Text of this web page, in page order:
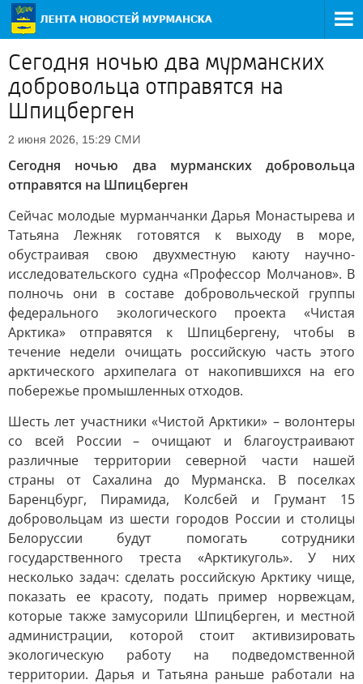
Сегодня ночью два мурманских
добровольца отправятся на
Шпицберген
2 июня 2026, 15:29 СМИ
Сегодня ночью два мурманских добровольца
отправятся на Шпицберген
Сейчас молодые мурманчанки Дарья Монастырева и
Татьяна Лежняк готовятся к выходу в море,
обустраивая свою двухместную каюту научно-
исследовательского судна «Профессор Молчанов». В
полночь они в составе добровольческой группы
федерального экологического проекта «Чистая
Арктика» отправятся к Шпицбергену, чтобы в
течение недели очищать российскую часть этого
арктического архипелага от накопившихся на его
побережье промышленных отходов.
Шесть лет участники «Чистой Арктики» – волонтеры
со всей России – очищают и благоустраивают
различные территории северной части нашей
страны от Сахалина до Мурманска. В поселках
Баренцбург, Пирамида, Колсбей и Грумант 15
добровольцам из шести городов России и столицы
Белоруссии будут помогать сотрудники
государственного треста «Арктикуголь». У них
несколько задач: сделать российскую Арктику чище,
показать ее красоту, подать пример норвежцам,
которые также замусорили Шпицберген, и местной
администрации, которой стоит активизировать
экологическую работу на подведомственной
территории. Дарья и Татьяна раньше работали на